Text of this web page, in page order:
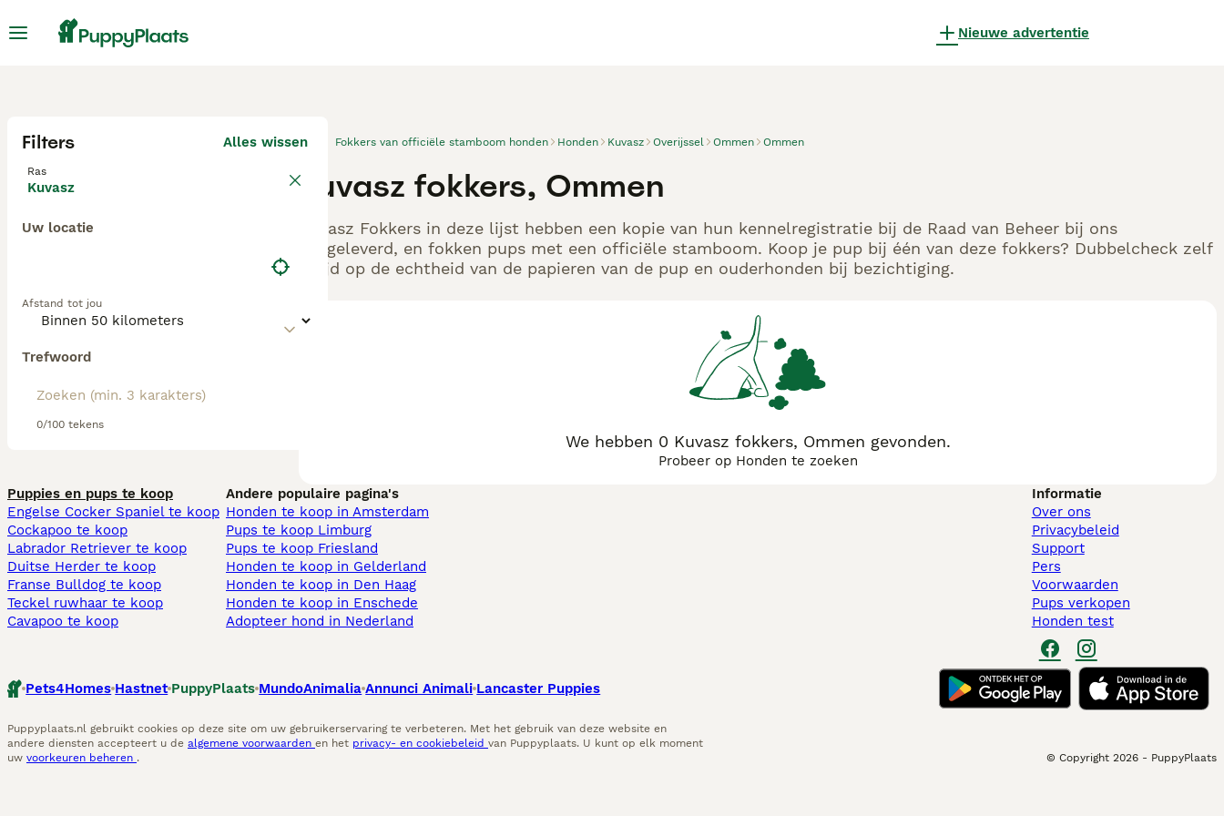
Nieuwe advertentie
Filters Alles wissen
Ras
Kuvasz
Uw locatie
Afstand tot jou
Trefwoord
0/100 tekens
Fokkers van officiële stamboom honden Honden Kuvasz Overijssel Ommen Ommen
Kuvasz fokkers, Ommen
Kuvasz Fokkers in deze lijst hebben een kopie van hun kennelregistratie bij de Raad van Beheer bij ons
aangeleverd, en fokken pups met een officiële stamboom. Koop je pup bij één van deze fokkers? Dubbelcheck zelf
altijd op de echtheid van de papieren van de pup en ouderhonden bij bezichtiging.
We hebben 0 Kuvasz fokkers, Ommen gevonden.
Probeer op Honden te zoeken
Puppies en pups te koop
Engelse Cocker Spaniel te koop
Cockapoo te koop
Labrador Retriever te koop
Duitse Herder te koop
Franse Bulldog te koop
Teckel ruwhaar te koop
Cavapoo te koop
Andere populaire pagina's
Honden te koop in Amsterdam
Pups te koop Limburg​
Pups te koop Friesland​
Honden te koop in Gelderland
Honden te koop in Den Haag
Honden te koop in Enschede
Adopteer hond in Nederland
Informatie
Over ons
Privacybeleid
Support
Pers
Voorwaarden
Pups verkopen
Honden test
Pets4Homes Hastnet PuppyPlaats MundoAnimalia Annunci Animali Lancaster Puppies
Puppyplaats.nl gebruikt cookies op deze site om uw gebruikerservaring te verbeteren. Met het gebruik van deze website en
andere diensten accepteert u de algemene voorwaarden en het privacy- en cookiebeleid van Puppyplaats. U kunt op elk moment
uw voorkeuren beheren . © Copyright 2026 - PuppyPlaats